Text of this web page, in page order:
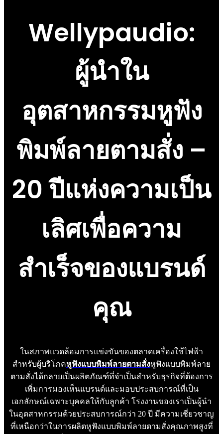
Wellypaudio:
ผู้นำใน
อุตสาหกรรมหูฟัง
พิมพ์ลายตามสั่ง –
20 ปีแห่งความเป็น
เลิศเพื่อความ
สำเร็จของแบรนด์
คุณ
ในสภาพแวดล้อมการแข่งขันของตลาดเครื่องใช้ไฟฟ้า
สำหรับผู้บริโภคหูฟังแบบพิมพ์ลายตามสั่งหูฟังแบบพิมพ์ลาย
ตามสั่งได้กลายเป็นผลิตภัณฑ์ที่จำเป็นสำหรับธุรกิจที่ต้องการ
เพิ่มการมองเห็นแบรนด์และมอบประสบการณ์ที่เป็น
เอกลักษณ์เฉพาะบุคคลให้กับลูกค้า โรงงานของเราเป็นผู้นำ
ในอุตสาหกรรมด้วยประสบการณ์กว่า 20 ปี มีความเชี่ยวชาญ
ที่เหนือกว่าในการผลิตหูฟังแบบพิมพ์ลายตามสั่งคุณภาพสูงที่